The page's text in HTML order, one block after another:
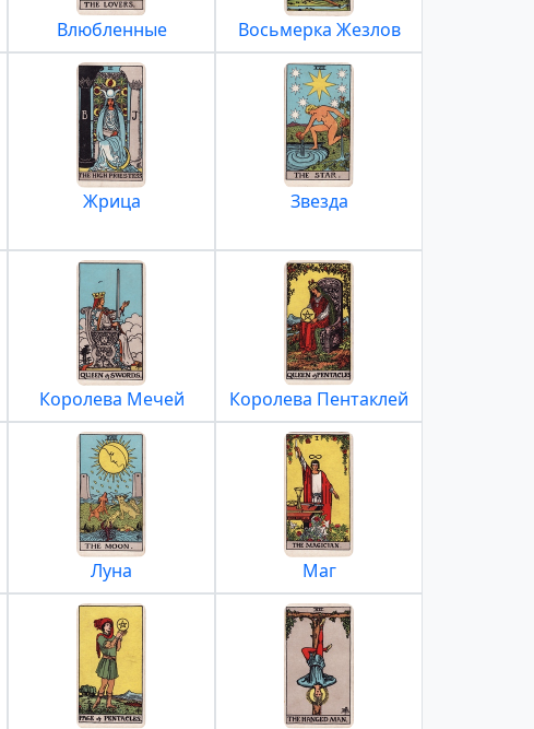
Влюбленные Восьмерка Жезлов
Жрица Звезда
Королева Мечей Королева Пентаклей
Луна Маг